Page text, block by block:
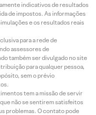
indicativos de resultados
de impostos. As informações
e os resultados reais
para a rede de
assessores de
também ser divulgado no site
para qualquer pessoa,
sem o prévio
tem a missão de servir
não se sentirem satisfeitos
problemas. O contato pode